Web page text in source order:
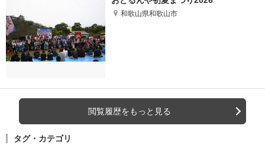
和歌山県和歌山市
閲覧履歴をもっと見る
タグ・カテゴリ